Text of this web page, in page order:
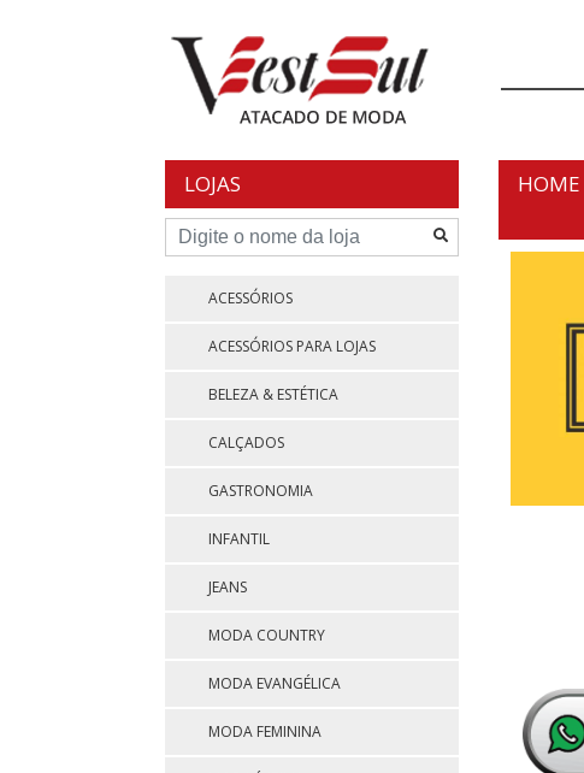
LOJAS
ACESSÓRIOS
ACESSÓRIOS PARA LOJAS
BELEZA & ESTÉTICA
CALÇADOS
GASTRONOMIA
INFANTIL
JEANS
MODA COUNTRY
MODA EVANGÉLICA
MODA FEMININA
HOME